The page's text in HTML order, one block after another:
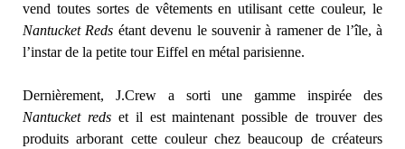
vend toutes sortes de vêtements en utilisant cette couleur, le
Nantucket Reds étant devenu le souvenir à ramener de l’île, à
l’instar de la petite tour Eiffel en métal parisienne.
Dernièrement, J.Crew a sorti une gamme inspirée des
Nantucket redset il est maintenant possible de trouver des
produits arborant cette couleur chez beaucoup de créateurs